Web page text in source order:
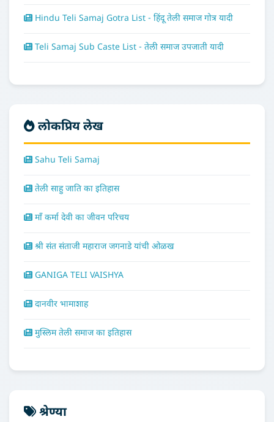
Hindu Teli Samaj Gotra List - हिंदू तेली समाज गोत्र यादी
Teli Samaj Sub Caste List - तेली समाज उपजाती यादी
लोकप्रिय लेख
Sahu Teli Samaj
तेली साहु जाति का इतिहास
माँ कर्मा देवी का जीवन परिचय
श्री संत संताजी महाराज जगनाडे यांची ओळख
GANIGA TELI VAISHYA
दानवीर भामाशाह
मुस्लिम तेली समाज का इतिहास
श्रेण्या